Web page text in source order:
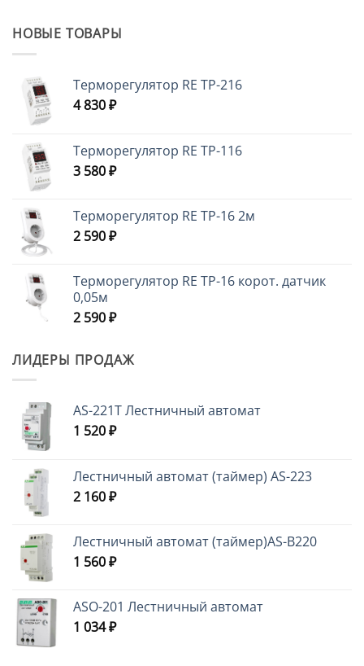
НОВЫЕ ТОВАРЫ
Терморегулятор RE ТР-216
4 830₽
Терморегулятор RE ТР-116
3 580₽
Терморегулятор RE ТР-16 2м
2 590₽
Терморегулятор RE ТР-16 корот. датчик
0,05м
2 590₽
ЛИДЕРЫ ПРОДАЖ
AS-221T Лестничный автомат
1 520₽
Лестничный автомат (таймер) AS-223
2 160₽
Лестничный автомат (таймер)AS-B220
1 560₽
ASO-201 Лестничный автомат
1 034₽